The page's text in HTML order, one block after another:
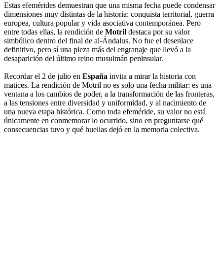
Estas efemérides demuestran que una misma fecha puede condensar
dimensiones muy distintas de la historia: conquista territorial, guerra
europea, cultura popular y vida asociativa contemporánea. Pero
entre todas ellas, la rendición de Motril destaca por su valor
simbólico dentro del final de al-Ándalus. No fue el desenlace
definitivo, pero sí una pieza más del engranaje que llevó a la
desaparición del último reino musulmán peninsular.
Recordar el 2 de julio en España invita a mirar la historia con
matices. La rendición de Motril no es solo una fecha militar: es una
ventana a los cambios de poder, a la transformación de las fronteras,
a las tensiones entre diversidad y uniformidad, y al nacimiento de
una nueva etapa histórica. Como toda efeméride, su valor no está
únicamente en conmemorar lo ocurrido, sino en preguntarse qué
consecuencias tuvo y qué huellas dejó en la memoria colectiva.